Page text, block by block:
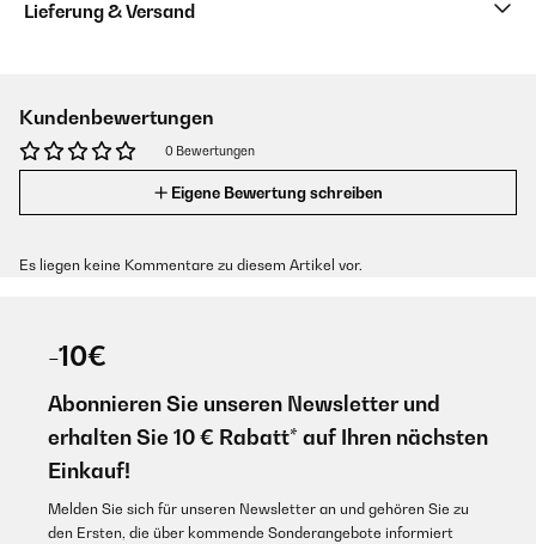
Lieferung & Versand
Kundenbewertungen
0 Bewertungen
Eigene Bewertung schreiben
Es liegen keine Kommentare zu diesem Artikel vor.
-10€
Abonnieren Sie unseren Newsletter und
erhalten Sie 10 € Rabatt* auf Ihren nächsten
Einkauf!
Melden Sie sich für unseren Newsletter an und gehören Sie zu
den Ersten, die über kommende Sonderangebote informiert